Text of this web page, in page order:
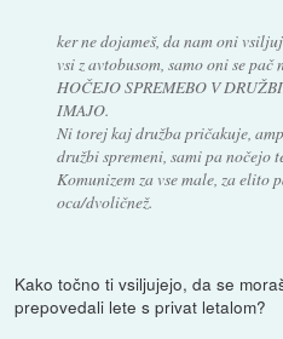
ker ne dojameš, da nam oni
vsi z avtobusom, samo oni se pač
HOČEJO SPREMEBO V
IMAJO.
Ni torej kaj družba pričakuje,
družbi spremeni, sami pa nočejo
Komunizem za vse male, za elito
oca/dvoličnež.
Kako točno ti vsiljujejo, da se
prepovedali lete s privat letalom?